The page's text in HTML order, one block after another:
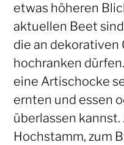
etwas höheren
aktuellen Beet
die an
hochranken
eine Artischocke
ernten und essen
überlassen
Hochstamm, zum